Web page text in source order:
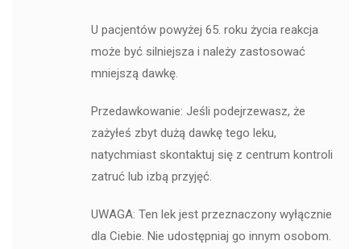
U pacjentów powyżej 65. roku życia reakcja
może być silniejsza i należy zastosować
mniejszą dawkę.
Przedawkowanie: Jeśli podejrzewasz, że
zażyłeś zbyt dużą dawkę tego leku,
natychmiast skontaktuj się z centrum kontroli
zatruć lub izbą przyjęć.
UWAGA: Ten lek jest przeznaczony wyłącznie
dla Ciebie. Nie udostępniaj go innym osobom.